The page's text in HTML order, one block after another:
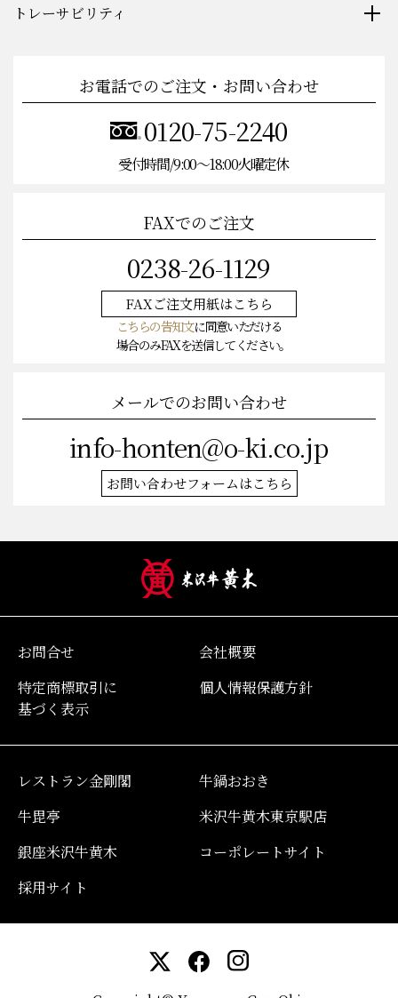
トレーサビリティ
お電話でのご注文・お問い合わせ
0120-75-2240
受付時間/9:00〜18:00火曜定休
FAXでのご注文
0238-26-1129
FAXご注文用紙はこちら
こちらの告知文に同意いただける
場合のみFAXを送信してください。
メールでのお問い合わせ
info-honten@o-ki.co.jp
お問い合わせフォームはこちら
お問合せ
会社概要
特定商標取引に
基づく表示
個人情報保護方針
レストラン金剛閣
牛鍋おおき
牛毘亭
米沢牛黄木東京駅店
銀座米沢牛黄木
コーポレートサイト
採用サイト